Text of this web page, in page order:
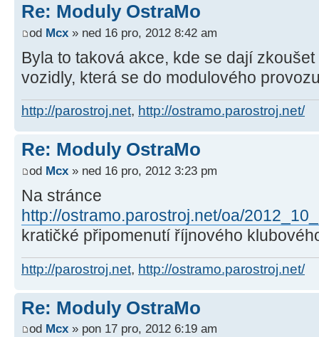
Re: Moduly OstraMo
od Mcx » ned 16 pro, 2012 8:42 am
Byla to taková akce, kde se dají
vozidly, která se do modulového
http://parostroj.net, http://ostramo.parostroj.net/
Re: Moduly OstraMo
od Mcx » ned 16 pro, 2012 3:23 pm
Na stránce
http://ostramo.parostroj.net/oa/
kratičké připomenutí říjnového
http://parostroj.net, http://ostramo.parostroj.net/
Re: Moduly OstraMo
od Mcx » pon 17 pro, 2012 6:19 am